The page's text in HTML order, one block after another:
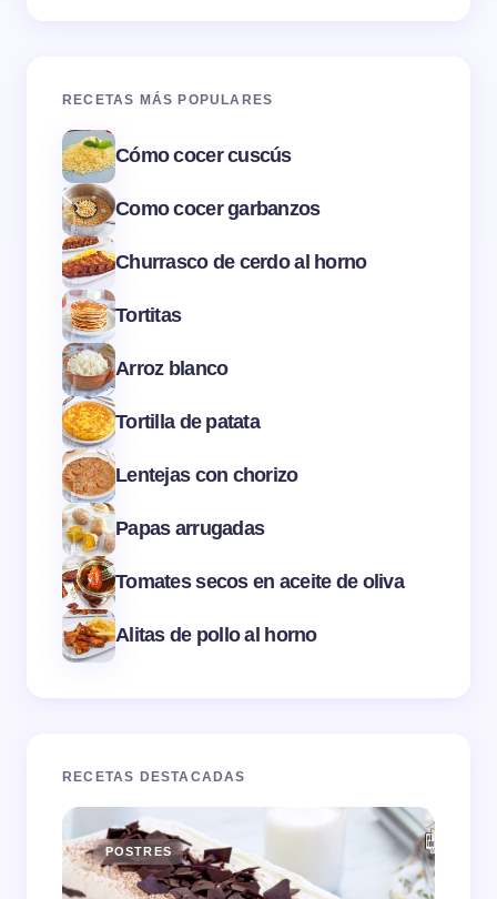
RECETAS MÁS POPULARES
Cómo cocer cuscús
Como cocer garbanzos
Churrasco de cerdo al horno
Tortitas
Arroz blanco
Tortilla de patata
Lentejas con chorizo
Papas arrugadas
Tomates secos en aceite de oliva
Alitas de pollo al horno
RECETAS DESTACADAS
POSTRES